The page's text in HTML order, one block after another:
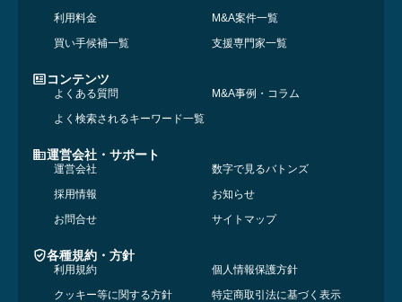
利用料金
M&A案件一覧
買い手候補一覧
支援専門家一覧
コンテンツ
よくある質問
M&A事例・コラム
よく検索されるキーワード一覧
運営会社・サポート
運営会社
数字で見るバトンズ
採用情報
お知らせ
お問合せ
サイトマップ
各種規約・方針
利用規約
個人情報保護方針
クッキー等に関する方針
特定商取引法に基づく表示